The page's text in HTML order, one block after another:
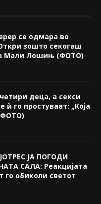
се одмара во
зошто секогаш
Мали Лошињ (ФОТО)
деца, а секси
ѝ го простуваат: „Која
ЈА ПОГОДИ
САЛА: Реакцијата
го обиколи светот